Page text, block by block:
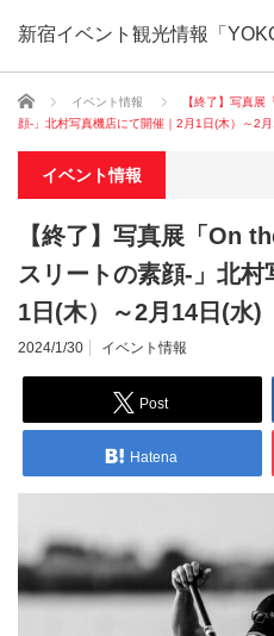
新宿イベント観光情報「
ホーム イベント情報
【終了】写真
顔-」北村写真機店にて開催｜2月1日(木）～2
イベント情報
【終了】写真展「On
スリートの素顔-」北村
1日(木）～2月14日(水)
2024/1/30 イベント情報
Post
Hatena